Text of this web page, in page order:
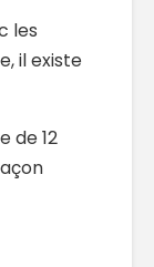
les
il existe
de 12